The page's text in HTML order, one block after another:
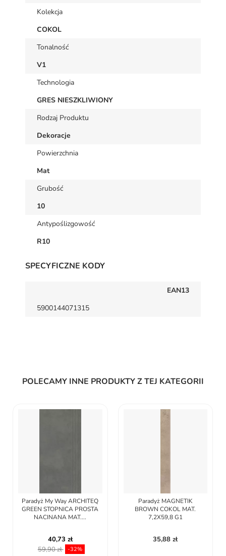
Kolekcja
COKOL
Tonalność
V1
Technologia
GRES NIESZKLIWIONY
Rodzaj Produktu
Dekoracje
Powierzchnia
Mat
Grubość
10
Antypoślizgowość
R10
SPECYFICZNE KODY
EAN13
5900144071315
POLECAMY INNE PRODUKTY Z TEJ KATEGORII
Paradyż My Way ARCHITEQ
GREEN STOPNICA PROSTA
NACINANA MAT....
40,73 zł
59,90 zł
-32%
Paradyż MAGNETIK
BROWN COKOL MAT.
7,2X59,8 G1
35,88 zł